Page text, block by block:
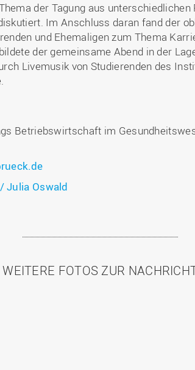
der Tagung aus unterschiedlichen
Im Anschluss daran fand der
und Ehemaligen zum Thema
der gemeinsame Abend in der
Livemusik von Studierenden des
Betriebswirtschaft im
Julia Oswald
WEITERE FOTOS ZUR